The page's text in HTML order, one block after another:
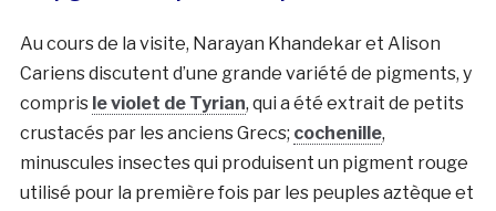
Au cours de la visite, Narayan Khandekar et Alison
Cariens discutent d’une grande variété de pigments, y
compris le violet de Tyrian, qui a été extrait de petits
crustacés par les anciens Grecs; cochenille,
minuscules insectes qui produisent un pigment rouge
utilisé pour la première fois par les peuples aztèque et